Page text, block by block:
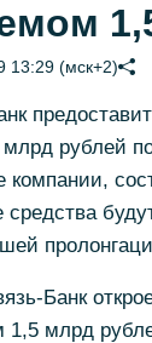
13:29 (мск+2)
рублей по
компании,
Банк
млрд